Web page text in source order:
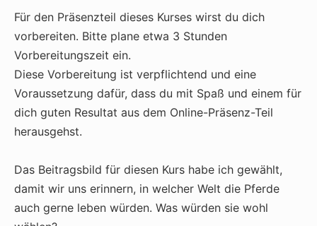
Für den Präsenzteil dieses Kurses wirst du dich
vorbereiten. Bitte plane etwa 3 Stunden
Vorbereitungszeit ein.
Diese Vorbereitung ist verpflichtend und eine
Voraussetzung dafür, dass du mit Spaß und einem für
dich guten Resultat aus dem Online-Präsenz-Teil
herausgehst.
Das Beitragsbild für diesen Kurs habe ich gewählt,
damit wir uns erinnern, in welcher Welt die Pferde
auch gerne leben würden. Was würden sie wohl